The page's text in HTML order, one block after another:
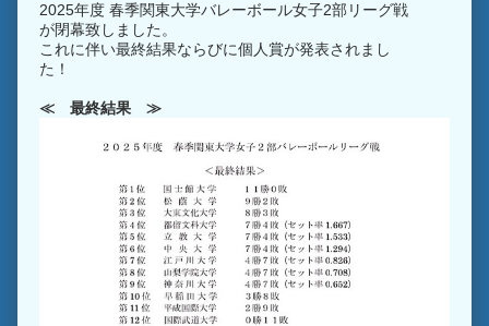
2025年度 春季関東大学バレーボール女子2部リーグ戦
が閉幕致しました。
これに伴い最終結果ならびに個人賞が発表されまし
た！
≪ 最終結果 ≫